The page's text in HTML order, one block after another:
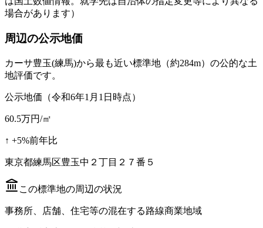
場合があります）
周辺の公示地価
カーサ豊玉(練馬)から最も近い標準地 （約284m） の公的な土
地評価です。
公示地価（令和6年1月1日時点）
60.5万円/㎡
↑ +5%前年比
東京都練馬区豊玉中２丁目２７番５
この標準地の周辺の状況
事務所、店舗、住宅等の混在する路線商業地域